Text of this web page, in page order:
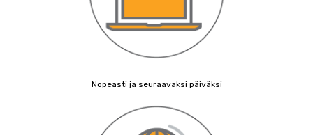
Nopeasti ja seuraavaksi päiväksi